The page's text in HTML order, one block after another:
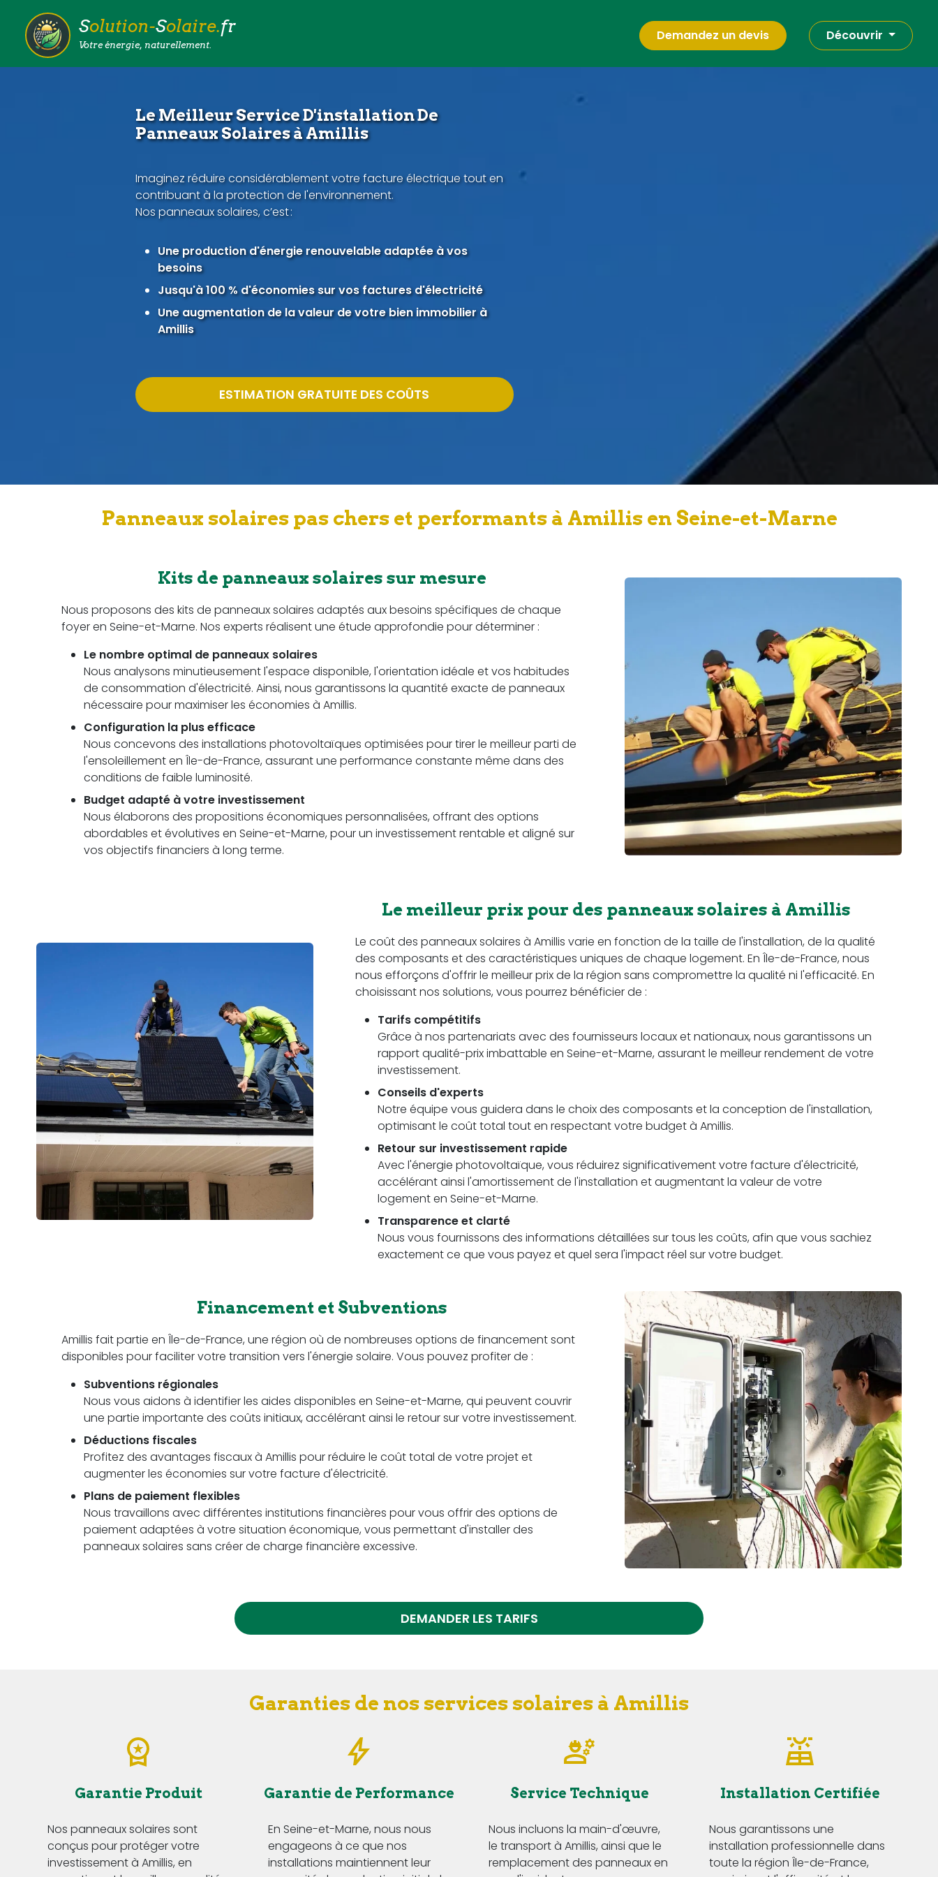
Solution-Solaire.fr
Votre énergie, naturellement.
Demandez un devis Découvrir
Le Meilleur Service D'installation De
Panneaux Solaires à Amillis
Imaginez réduire considérablement votre facture électrique tout en
contribuant à la protection de l'environnement.
Nos panneaux solaires, c’est :
Une production d'énergie renouvelable adaptée à vos
besoins
Jusqu'à 100 % d'économies sur vos factures d'électricité
Une augmentation de la valeur de votre bien immobilier à
Amillis
ESTIMATION GRATUITE DES COÛTS
Panneaux solaires pas chers et performants à Amillis en Seine-et-Marne
Kits de panneaux solaires sur mesure
Nous proposons des kits de panneaux solaires adaptés aux besoins spécifiques de chaque
foyer en Seine-et-Marne. Nos experts réalisent une étude approfondie pour déterminer :
Le nombre optimal de panneaux solaires
Nous analysons minutieusement l'espace disponible, l'orientation idéale et vos habitudes
de consommation d'électricité. Ainsi, nous garantissons la quantité exacte de panneaux
nécessaire pour maximiser les économies à Amillis.
Configuration la plus efficace
Nous concevons des installations photovoltaïques optimisées pour tirer le meilleur parti de
l'ensoleillement en Île-de-France, assurant une performance constante même dans des
conditions de faible luminosité.
Budget adapté à votre investissement
Nous élaborons des propositions économiques personnalisées, offrant des options
abordables et évolutives en Seine-et-Marne, pour un investissement rentable et aligné sur
vos objectifs financiers à long terme.
Le meilleur prix pour des panneaux solaires à Amillis
Le coût des panneaux solaires à Amillis varie en fonction de la taille de l'installation, de la qualité
des composants et des caractéristiques uniques de chaque logement. En Île-de-France, nous
nous efforçons d'offrir le meilleur prix de la région sans compromettre la qualité ni l'efficacité. En
choisissant nos solutions, vous pourrez bénéficier de :
Tarifs compétitifs
Grâce à nos partenariats avec des fournisseurs locaux et nationaux, nous garantissons un
rapport qualité-prix imbattable en Seine-et-Marne, assurant le meilleur rendement de votre
investissement.
Conseils d'experts
Notre équipe vous guidera dans le choix des composants et la conception de l'installation,
optimisant le coût total tout en respectant votre budget à Amillis.
Retour sur investissement rapide
Avec l'énergie photovoltaïque, vous réduirez significativement votre facture d'électricité,
accélérant ainsi l'amortissement de l'installation et augmentant la valeur de votre
logement en Seine-et-Marne.
Transparence et clarté
Nous vous fournissons des informations détaillées sur tous les coûts, afin que vous sachiez
exactement ce que vous payez et quel sera l'impact réel sur votre budget.
Financement et Subventions
Amillis fait partie en Île-de-France, une région où de nombreuses options de financement sont
disponibles pour faciliter votre transition vers l'énergie solaire. Vous pouvez profiter de :
Subventions régionales
Nous vous aidons à identifier les aides disponibles en Seine-et-Marne, qui peuvent couvrir
une partie importante des coûts initiaux, accélérant ainsi le retour sur votre investissement.
Déductions fiscales
Profitez des avantages fiscaux à Amillis pour réduire le coût total de votre projet et
augmenter les économies sur votre facture d'électricité.
Plans de paiement flexibles
Nous travaillons avec différentes institutions financières pour vous offrir des options de
paiement adaptées à votre situation économique, vous permettant d'installer des
panneaux solaires sans créer de charge financière excessive.
DEMANDER LES TARIFS
Garanties de nos services solaires à Amillis
Garantie Produit
Nos panneaux solaires sont
conçus pour protéger votre
investissement à Amillis, en
Garantie de Performance
En Seine-et-Marne, nous nous
engageons à ce que nos
installations maintiennent leur
Service Technique
Nous incluons la main-d'œuvre,
le transport à Amillis, ainsi que le
remplacement des panneaux en
Installation Certifiée
Nous garantissons une
installation professionnelle dans
toute la région Île-de-France,